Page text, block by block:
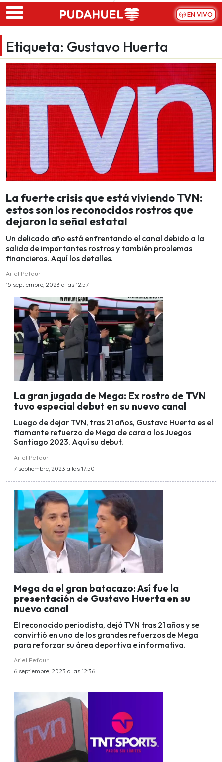
Skip to main content
EN VIVO
Etiqueta: Gustavo Huerta
La fuerte crisis que está viviendo TVN:
estos son los reconocidos rostros que
dejaron la señal estatal
Un delicado año está enfrentando el canal debido a la
salida de importantes rostros y también problemas
financieros. Aquí los detalles.
Ariel Pefaur
15 septiembre, 2023 a las 12:57
La gran jugada de Mega: Ex rostro de TVN
tuvo especial debut en su nuevo canal
Luego de dejar TVN, tras 21 años, Gustavo Huerta es el
flamante refuerzo de Mega de cara a los Juegos
Santiago 2023. Aquí su debut.
Ariel Pefaur
7 septiembre, 2023 a las 17:50
Mega da el gran batacazo: Así fue la
presentación de Gustavo Huerta en su
nuevo canal
El reconocido periodista, dejó TVN tras 21 años y se
convirtió en uno de los grandes refuerzos de Mega
para reforzar su área deportiva e informativa.
Ariel Pefaur
6 septiembre, 2023 a las 12:36